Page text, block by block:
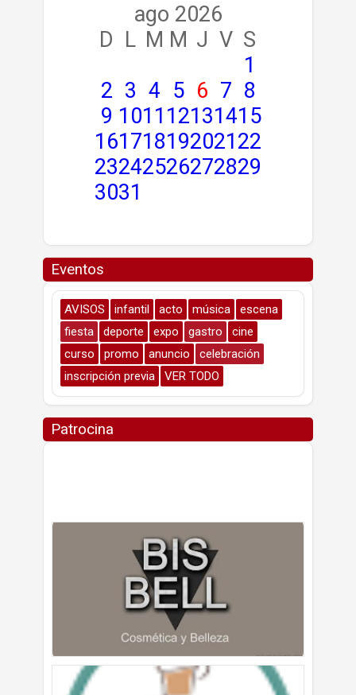
ago 2026
D L M M J V S
1
2 3 4 5 6 7 8
9 1011 12131415
16171819202122
23242526272829
3031
Eventos
AVISOS infantil acto música
escena
fiesta
deporte expo gastro
cine
curso
promo anuncio
celebración
inscripción previa
VER TODO
Patrocina